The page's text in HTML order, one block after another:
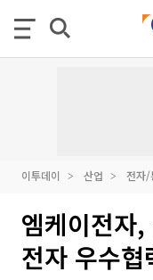
이투데이 산업 전자
엠케이전자
전자 우수협